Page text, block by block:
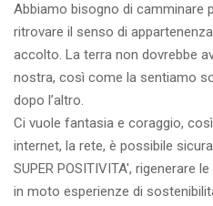
Abbiamo bisogno di camminare
ritrovare il senso di
accolto. La terra non dovrebbe
nostra, così come la sentiamo
dopo l’altro.
Ci vuole fantasia e coraggio,
internet, la rete, è possibile
SUPER POSITIVITA', rigenerare
in moto esperienze di